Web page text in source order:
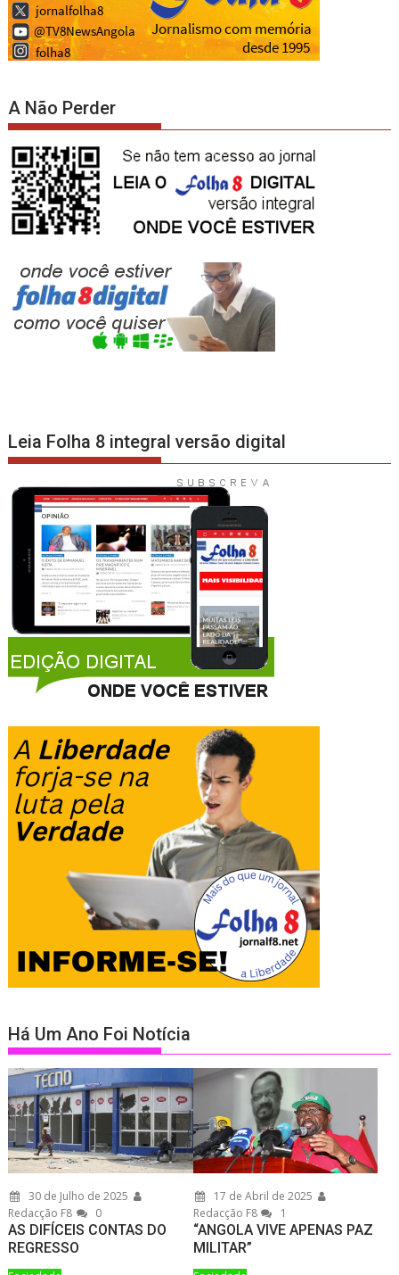
A Não Perder
Leia Folha 8 integral versão digital
Há Um Ano Foi Notícia
30 de Julho de 2025
Redacção F8
0
AS DIFÍCEIS CONTAS DO
REGRESSO
17 de Abril de 2025
Redacção F8
1
“ANGOLA VIVE APENAS PAZ
MILITAR”